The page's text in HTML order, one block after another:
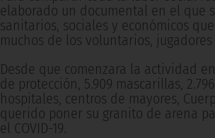
elaborado un documental en el que
sanitarios, sociales y económicos
muchos de los voluntarios,
Desde que comenzara la actividad
de protección, 5.909 mascarillas,
hospitales, centros de mayores,
querido poner su granito de arena
el COVID-19.